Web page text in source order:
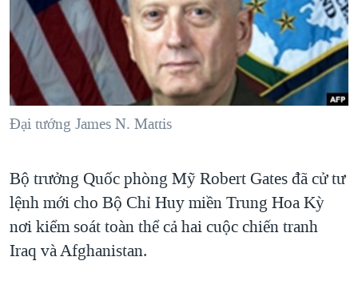
"Tìm"NGƯỜI VIỆT HẢI NGOẠI
ĐỜI SỐNG
KINH TẾ
KHOA HỌC
SỨC KHOẺ
THỂ THAO
GIÁO DỤC
TẠI
HÀNH TRÌNH BẦU CỬ 2024
MỘT NĂM CHIẾN TRANH TẠI DẢI GAZA
GIẢI MÃ VÀNH ĐAI & CON ĐƯỜNG
NGÀY TỊ NẠN THẾ GIỚI
GROUND ZERO – XƯA VÀ NAY
CHI PHÍ CHIẾN TRANH AFGHANISTAN
CÁC GIÁ TRỊ CỘNG HÒA Ở VIỆT NAM
THƯỢNG ĐỈNH TRUMP-KIM TẠI VIỆT NAM
VIDEO
NGHE
MẠNG XÃ HỘI
Ðại tướng James N. Mattis
Bộ trưởng Quốc phòng Mỹ Robert Gates đã cử tư
lệnh mới cho Bộ Chỉ Huy miền Trung Hoa Kỳ
nơi kiểm soát toàn thể cả hai cuộc chiến tranh
Iraq và Afghanistan.